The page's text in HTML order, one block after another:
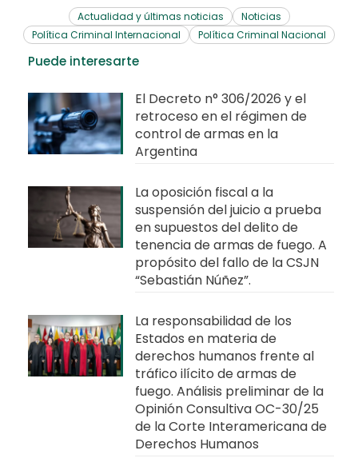
Actualidad y últimas noticias
Noticias
Política Criminal Internacional
Política Criminal Nacional
Puede interesarte
El Decreto n° 306/2026 y el
retroceso en el régimen de
control de armas en la
Argentina
La oposición fiscal a la
suspensión del juicio a prueba
en supuestos del delito de
tenencia de armas de fuego. A
propósito del fallo de la CSJN
“Sebastián Núñez”.
La responsabilidad de los
Estados en materia de
derechos humanos frente al
tráfico ilícito de armas de
fuego. Análisis preliminar de la
Opinión Consultiva OC-30/25
de la Corte Interamericana de
Derechos Humanos